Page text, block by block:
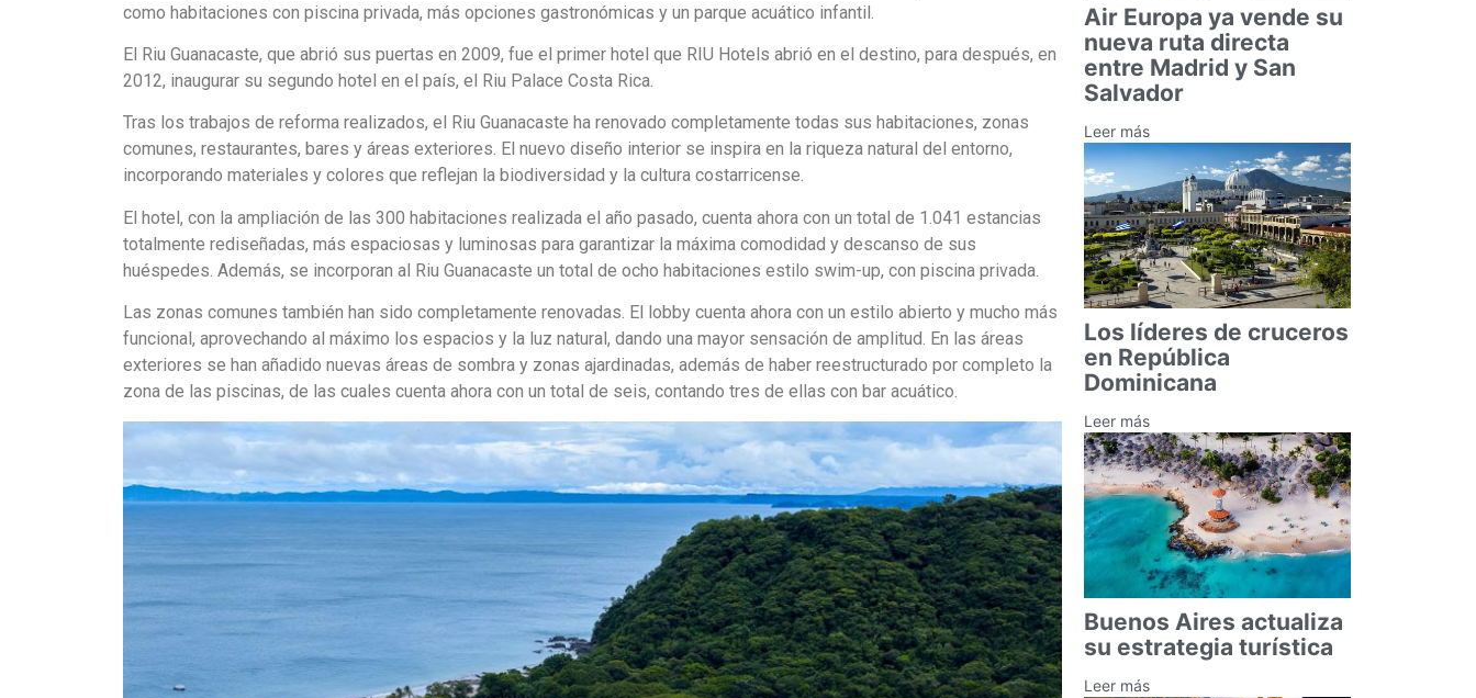
como habitaciones con piscina privada, más opciones gastronómicas y un parque acuático infantil.
El Riu Guanacaste, que abrió sus puertas en 2009, fue el primer hotel que RIU Hotels abrió en el destino, para después, en
2012, inaugurar su segundo hotel en el país, el Riu Palace Costa Rica.
Tras los trabajos de reforma realizados, el Riu Guanacaste ha renovado completamente todas sus habitaciones, zonas
comunes, restaurantes, bares y áreas exteriores. El nuevo diseño interior se inspira en la riqueza natural del entorno,
incorporando materiales y colores que reflejan la biodiversidad y la cultura costarricense.
El hotel, con la ampliación de las 300 habitaciones realizada el año pasado, cuenta ahora con un total de 1.041 estancias
totalmente rediseñadas, más espaciosas y luminosas para garantizar la máxima comodidad y descanso de sus
huéspedes. Además, se incorporan al Riu Guanacaste un total de ocho habitaciones estilo swim-up, con piscina privada.
Las zonas comunes también han sido completamente renovadas. El lobby cuenta ahora con un estilo abierto y mucho más
funcional, aprovechando al máximo los espacios y la luz natural, dando una mayor sensación de amplitud. En las áreas
exteriores se han añadido nuevas áreas de sombra y zonas ajardinadas, además de haber reestructurado por completo la
zona de las piscinas, de las cuales cuenta ahora con un total de seis, contando tres de ellas con bar acuático.
Air Europa ya vende su
nueva ruta directa
entre Madrid y San
Salvador
Leer más
Los líderes de cruceros
en República
Dominicana
Leer más
Buenos Aires actualiza
su estrategia turística
Leer más